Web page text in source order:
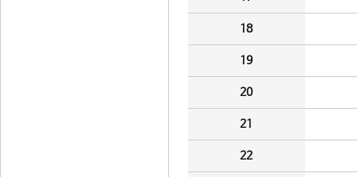
18
19
20
21
22